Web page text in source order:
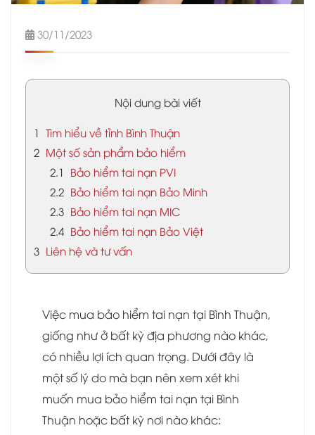
30/11/2023
Nội dung bài viết
1 Tìm hiểu về tỉnh Bình Thuận
2 Một số sản phẩm bảo hiểm
2.1
Bảo hiểm tai nạn PVI
2.2 Bảo hiểm tai nạn Bảo Minh
2.3 Bảo hiểm tai nạn MIC
2.4 Bảo hiểm tai nạn Bảo Việt
3 Liên hệ và tư vấn
Việc mua bảo hiểm tai nạn tại Bình Thuận,
giống như ở bất kỳ địa phương nào khác,
có nhiều lợi ích quan trọng. Dưới đây là
một số lý do mà bạn nên xem xét khi
muốn mua bảo hiểm tai nạn tại Bình
Thuận hoặc bất kỳ nơi nào khác: